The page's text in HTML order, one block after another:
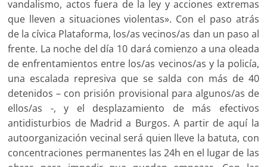
vandalismo, actos fuera de la ley y acciones extremas
que lleven a situaciones violentas». Con el paso atrás
de la cívica Plataforma, los/as vecinos/as dan un paso al
frente. La noche del día 10 dará comienzo a una oleada
de enfrentamientos entre los/as vecinos/as y la policía,
una escalada represiva que se salda con más de 40
detenidos – con prisión provisional para algunos/as de
ellos/as -, y el desplazamiento de más efectivos
antidisturbios de Madrid a Burgos. A partir de aquí la
autoorganización vecinal será quien lleve la batuta, con
concentraciones permanentes las 24h en el lugar de las